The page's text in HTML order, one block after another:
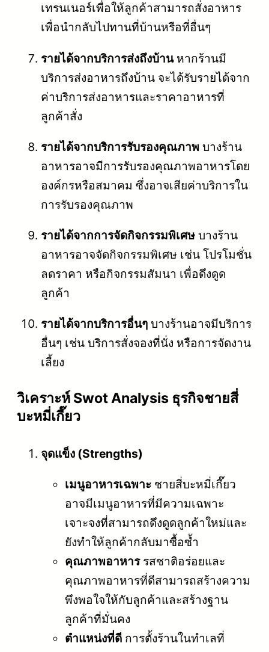
เทรนเนอร์เพื่อให้ลูกค้าสามารถสั่งอาหาร
เพื่อนำกลับไปทานที่บ้านหรือที่อื่นๆ
รายได้จากบริการส่งถึงบ้านหากร้านมี
บริการส่งอาหารถึงบ้าน จะได้รับรายได้จาก
ค่าบริการส่งอาหารและราคาอาหารที่
ลูกค้าสั่ง
รายได้จากบริการรับรองคุณภาพ บางร้าน
อาหารอาจมีการรับรองคุณภาพอาหารโดย
องค์กรหรือสมาคม ซึ่งอาจเสียค่าบริการใน
การรับรองคุณภาพ
รายได้จากการจัดกิจกรรมพิเศษ บางร้าน
อาหารอาจจัดกิจกรรมพิเศษ เช่น โปรโมชั่น
ลดราคา หรือกิจกรรมสัมนา เพื่อดึงดูด
ลูกค้า
รายได้จากบริการอื่นๆ บางร้านอาจมีบริการ
อื่นๆ เช่น บริการสั่งจองที่นั่ง หรือการจัดงาน
เลี้ยง
วิเคราะห์ Swot Analysis ธุรกิจชายสี่
บะหมี่เกี๊ยว
จุดแข็ง (Strengths)
เมนูอาหารเฉพาะ ชายสี่บะหมี่เกี๊ยว
อาจมีเมนูอาหารที่มีความเฉพาะ
เจาะจงที่สามารถดึงดูดลูกค้าใหม่และ
ยังทำให้ลูกค้ากลับมาซื้อซ้ำ
คุณภาพอาหารรสชาติอร่อยและ
คุณภาพอาหารที่ดีสามารถสร้างความ
พึงพอใจให้กับลูกค้าและสร้างฐาน
ลูกค้าที่มั่นคง
ตำแหน่งที่ดี การตั้งร้านในทำเลที่